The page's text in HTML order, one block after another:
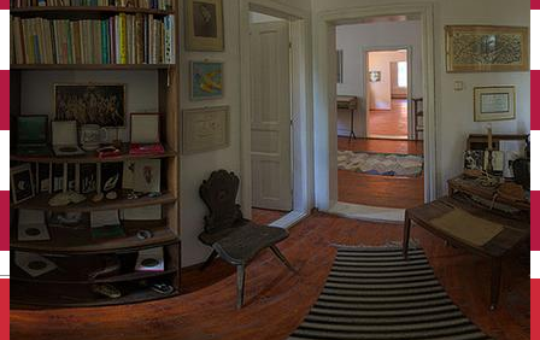
English
Închirieri auto
Închirieri de biciclete